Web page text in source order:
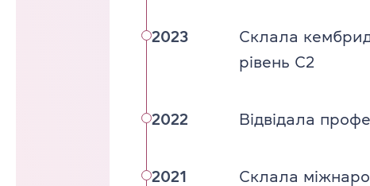
2023
Склала
рівень C2
2022 Відвідала
2021 Склала